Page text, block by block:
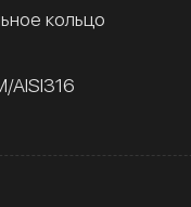
кольцо
AISI316